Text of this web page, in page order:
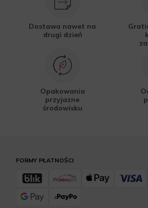
Dostawa nawet na
drugi dzień
Opakowania
przyjazne
środowisku
FORMY PŁATNOŚCI